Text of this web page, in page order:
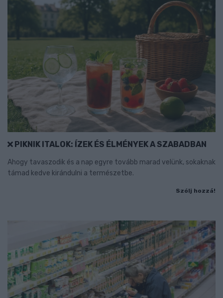
PIKNIK ITALOK: ÍZEK ÉS ÉLMÉNYEK A SZABADBAN
Ahogy tavaszodik és a nap egyre tovább marad velünk, sokaknak
támad kedve kirándulni a természetbe.
Szólj hozzá!